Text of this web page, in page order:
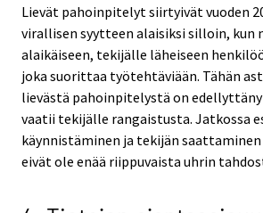
Lievät pahoinpitelyt siirtyivät vuoden
virallisen syytteen alaisiksi silloin, kun
alaikäiseen, tekijälle läheiseen
joka suorittaa työtehtäviään. Tähän
lievästä pahoinpitelystä on
vaatii tekijälle rangaistusta. Jatkossa
käynnistäminen ja tekijän saattaminen
eivät ole enää riippuvaista uhrin